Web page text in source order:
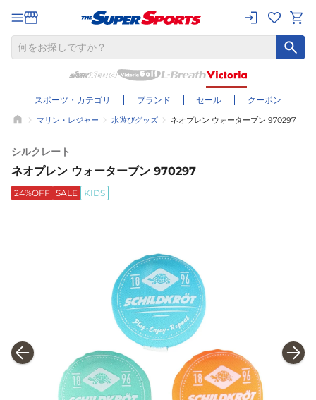
スポーツ・カテゴリ ブランド セール クーポン
マリン・レジャー 水遊びグッズ ネオプレン ウォーターブン 970297
シルクレート
ネオプレン ウォーターブン 970297
24%OFF SALE KIDS